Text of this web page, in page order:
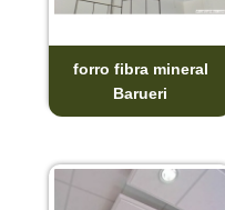
forro fibra mineral
Barueri